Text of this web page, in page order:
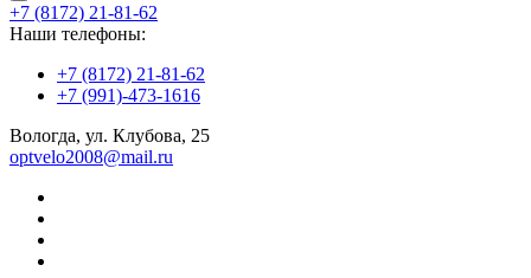
+7 (8172) 21-81-62
Наши телефоны:
+7 (8172) 21-81-62
+7 (991)-473-1616
Вологда, ул. Клубова, 25
optvelo2008@mail.ru